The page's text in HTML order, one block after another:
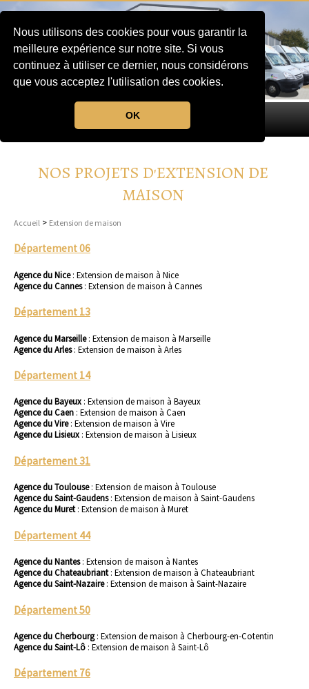
Nous utilisons des cookies pour vous garantir la
meilleure expérience sur notre site. Si vous
continuez à utiliser ce dernier, nous considérons
que vous acceptez l'utilisation des cookies.
OKMENU
NOS PROJETS D'EXTENSION DE
MAISON
Accueil > Extension de maison
Département 06
Agence du Nice: Extension de maison à Nice
Agence du Cannes: Extension de maison à Cannes
Département 13
Agence du Marseille: Extension de maison à Marseille
Agence du Arles: Extension de maison à Arles
Département 14
Agence du Bayeux : Extension de maison à Bayeux
Agence du Caen : Extension de maison à Caen
Agence du Vire: Extension de maison à Vire
Agence du Lisieux : Extension de maison à Lisieux
Département 31
Agence du Toulouse: Extension de maison à Toulouse
Agence du Saint-Gaudens: Extension de maison à Saint-Gaudens
Agence du Muret: Extension de maison à Muret
Département 44
Agence du Nantes: Extension de maison à Nantes
Agence du Chateaubriant: Extension de maison à Chateaubriant
Agence du Saint-Nazaire: Extension de maison à Saint-Nazaire
Département 50
Agence du Cherbourg: Extension de maison à Cherbourg-en-Cotentin
Agence du Saint-Lô : Extension de maison à Saint-Lô
Département 76